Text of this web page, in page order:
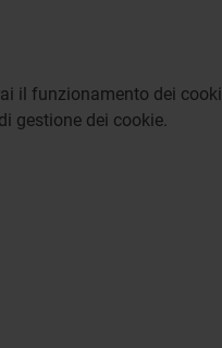
il funzionamento dei
gestione dei cookie.